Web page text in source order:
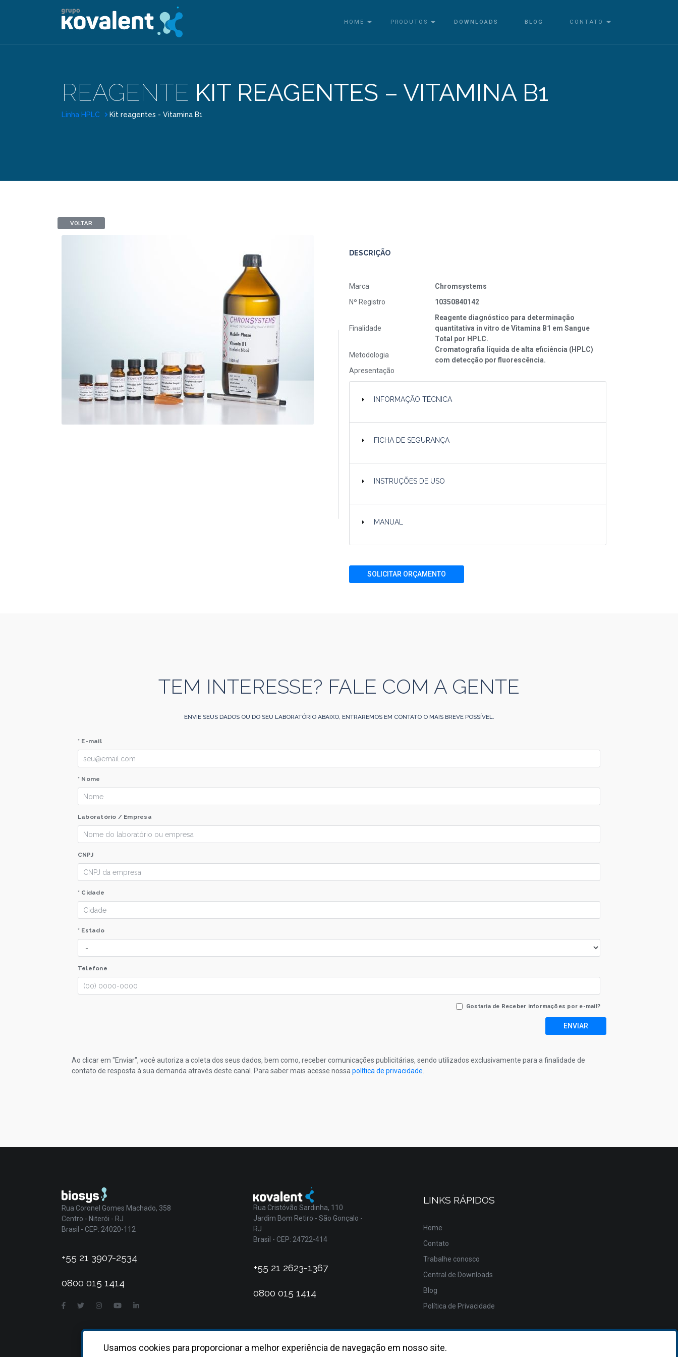
HOME PRODUTOS DOWNLOADS BLOG CONTATO
REAGENTE KIT REAGENTES – VITAMINA B1
Linha HPLC Kit reagentes - Vitamina B1
VOLTAR
DESCRIÇÃO
Marca
Chromsystems
Nº Registro
10350840142
Finalidade
Reagente diagnóstico para determinação
quantitativa in vitro de Vitamina B1 em Sangue
Total por HPLC.
Metodologia
Cromatografia líquida de alta eficiência (HPLC)
com detecção por fluorescência.
Apresentação
INFORMAÇÃO TÉCNICA
FICHA DE SEGURANÇA
INSTRUÇÕES DE USO
MANUAL
SOLICITAR ORÇAMENTO
TEM INTERESSE? FALE COM A GENTE
ENVIE SEUS DADOS OU DO SEU LABORATÓRIO ABAIXO, ENTRAREMOS EM CONTATO O MAIS BREVE POSSÍVEL.
* E-mail
* Nome
Laboratório / Empresa
CNPJ
* Cidade
* Estado
Telefone
Gostaria de Receber informações por e-mail?
ENVIAR
Ao clicar em "Enviar", você autoriza a coleta dos seus dados, bem como, receber comunicações publicitárias, sendo utilizados exclusivamente para a finalidade de
contato de resposta à sua demanda através deste canal. Para saber mais acesse nossa política de privacidade
Rua Coronel Gomes Machado, 358
Centro - Niterói - RJ
Brasil - CEP: 24020-112
+55 21 3907-2534
0800 015 1414
Rua Cristóvão Sardinha, 110
Jardim Bom Retiro - São Gonçalo -
RJ
Brasil - CEP: 24722-414
+55 21 2623-1367
0800 015 1414
LINKS RÁPIDOS
Home
Contato
Trabalhe conosco
Central de Downloads
Blog
Política de Privacidade
Usamos cookies para proporcionar a melhor experiência de navegação em nosso site.